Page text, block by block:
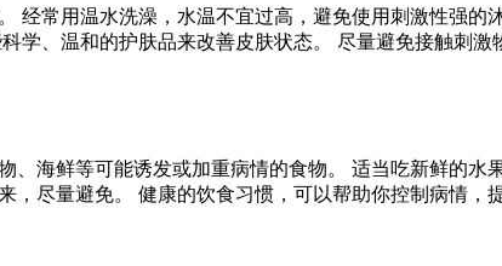
经常用温水洗澡，水温不宜过高，避免使用刺激性强
学、温和的护肤品来改善皮肤状态。 尽量避免接触刺
海鲜等可能诱发或加重病情的食物。 适当吃新鲜的
尽量避免。 健康的饮食习惯，可以帮助你控制病情，